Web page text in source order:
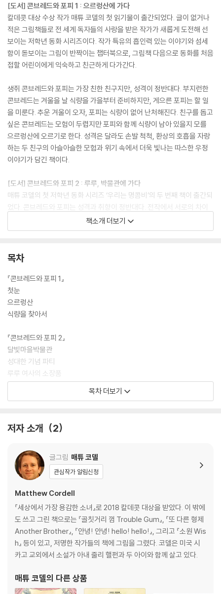
[도서] 콘브레드와 포피 1 : 으르렁산에 가다
칼데콧 대상 수상 작가 매튜 코델의 첫 읽기물이 출간되었다. 글이 없거나
적은 그림책들로 전 세계 독자들의 사랑을 받은 작가가 새롭게 도전해 선
보이는 저학년 동화 시리즈이다. 작가 특유의 흡인력 있는 이야기와 섬세
함이 돋보이는 그림이 반짝이는 챕터북으로, 그림책 다음으로 동화를 처음
접할 어린이에게 익숙하고 친근하게 다가간다.
생쥐 콘브레드와 포피는 가장 친한 친구지만, 성격이 정반대다. 부지런한
콘브레드는 겨울을 날 식량을 가을부터 준비하지만, 게으른 포피는 할 일
을 미룬다. 추운 겨울이 오자, 포피는 식량이 없어 난처해진다. 친구를 돕고
싶은 콘브레드는 모험이 두렵지만 포피와 함께 식량이 남아 있을지 모를
으르렁산에 오르기로 한다. 성격은 달라도 손발 척척, 환상의 호흡을 자랑
하는 두 친구의 아슬아슬한 모험과 위기 속에서 더욱 빛나는 따스한 우정
이야기가 담긴 책이다.
[도서] 콘브레드와 포피 2 : 루루, 박물관에 가다
매튜 코델의 첫 저학년 동화 시리즈 ‘우리는 명콤비’의 두 번째 책이 출간되
었다. 콘브레드와 포피는 성격과 취향이 정반대다. 전작에서 서로의 차이
를 이해하고 협동의 힘을 보여준 두 친구가 이번에는 박물관에서 뜻밖의
해프닝을 겪으며 놀라운 비밀을 마주한다. 1권에서는 낯선 곳에서 서로를
로잡기 위해 활약한다. 다름의 이해를 넘어 친구가 좋아하는 것을 함께 공
책소개 더보기
목차
『콘브레드와 포피 1』
첫눈
으르렁산
식량을 찾아서
『콘브레드와 포피 2』
달빛마을박물관
성대한 기념 파티
루루 여사의 소장품
향기 폴폴 꽃병
목차 더보기
저자 소개 2
글그림 매튜 코델
관심작가 알림신청
Matthew Cordell
『세상에서 가장 용감한 소녀』로 2018 칼데콧 대상을 받았다. 이 밖에
도 쓰고 그린 책으로는 『골칫거리 껌 Trouble Gum』, 『또 다른 형제
Another Brother』, 『안녕! 안녕! hello! hello!』, 그리고 『소원 Wis
h』 등이 있고, 저명한 작가들의 책에 그림을 그렸다. 코델은 미국 시
카고 교외에서 소설가 아내 줄리 핼펀과 두 아이와 함께 살고 있다.
매튜 코델의 다른 상품